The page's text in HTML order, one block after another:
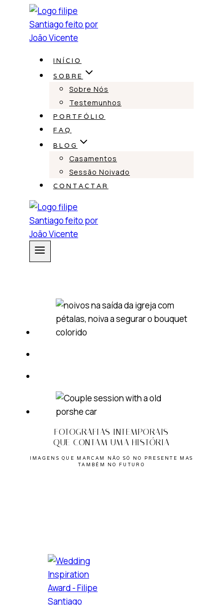
content
INÍCIO
SOBRE
Sobre Nós
Testemunhos
PORTFÓLIO
FAQ
BLOG
Casamentos
Sessão Noivado
CONTACTAR
FOTOGRAFIAS INTEMPORAIS
QUE CONTAM UMA HISTÓRIA
IMAGENS QUE MARCAM NÃO SÓ NO PRESENTE MAS
TAMBÉM NO FUTURO